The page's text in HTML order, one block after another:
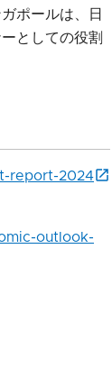
ポールは、日
としての役割
report-2024
outlook-